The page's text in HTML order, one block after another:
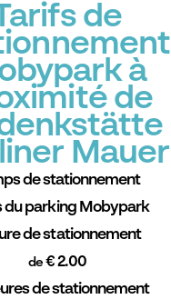
de
à
de
Mauer
de stationnement
du parking Mobypark
de stationnement
de€ 2.00
de stationnement